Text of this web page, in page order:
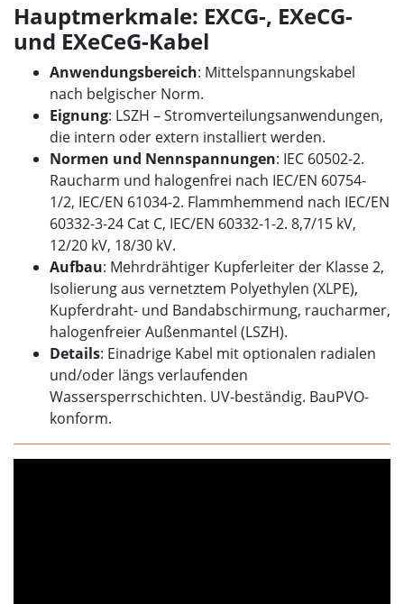
Hauptmerkmale: EXCG-, EXeCG-
und EXeCeG-Kabel
Anwendungsbereich: Mittelspannungskabel
nach belgischer Norm.
Eignung: LSZH – Stromverteilungsanwendungen,
die intern oder extern installiert werden.
Normen und Nennspannungen: IEC 60502-2.
Raucharm und halogenfrei nach IEC/EN 60754-
1/2, IEC/EN 61034-2. Flammhemmend nach IEC/EN
60332-3-24 Cat C, IEC/EN 60332-1-2. 8,7/15 kV,
12/20 kV, 18/30 kV.
Aufbau: Mehrdrähtiger Kupferleiter der Klasse 2,
Isolierung aus vernetztem Polyethylen (XLPE),
Kupferdraht- und Bandabschirmung, raucharmer,
halogenfreier Außenmantel (LSZH).
Details: Einadrige Kabel mit optionalen radialen
und/oder längs verlaufenden
Wassersperrschichten. UV-beständig. BauPVO-
konform.